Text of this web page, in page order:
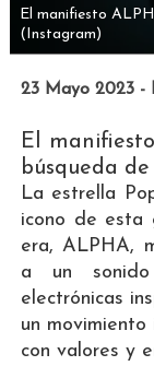
El manifiesto
(Instagram)
23 Mayo 2023 -
El
búsqueda
La estrella
icono de esta
era, ALPHA,
a un
electrónicas
un
con valores y